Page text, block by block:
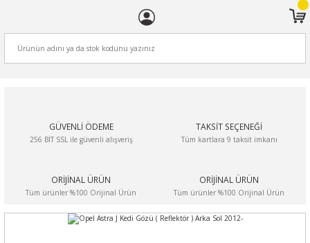
GÜVENLİ ÖDEME
256 BİT SSL ile güvenli alışveriş
TAKSİT SEÇENEĞİ
Tüm kartlara 9 taksit imkanı
ORİJİNAL ÜRÜN
Tüm ürünler %100 Orijinal Ürün
ORİJİNAL ÜRÜN
Tüm ürünler %100 Orijinal Ürün